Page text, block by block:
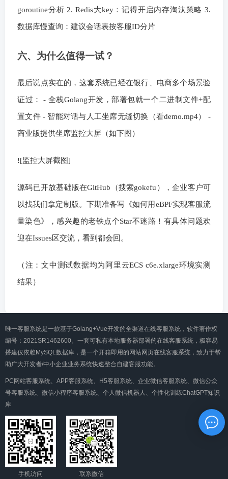
goroutine分析 2. Redis大key：记得开启内存淘汰策略 3.
数据库慢查询：建议会话表按客服ID分片
六、为什么值得一试？
最后说点实在的，这套系统已经在银行、电商多个场景验
证过： - 全栈Golang开发，部署包就一个二进制文件+配
置文件 - 智能对话与人工坐席无缝切换（看demo.mp4） -
商业版提供坐席监控大屏（如下图）
![监控大屏截图]
源码已开放基础版在GitHub（搜索gokefu），企业客户可
以找我们拿定制版。下期准备写《如何用eBPF实现客服流
量染色》，感兴趣的老铁点个Star不迷路！有具体问题欢
迎在Issues区交流，看到都会回。
（注：文中测试数据均为阿里云ECS c6e.xlarge环境实测
结果）
唯一客服系统是一款基于Golang+Vue开发的全渠道在线客服系统，软件著作权
编号：2021SR1462600。一套可私有本地服务器部署的在线客服系统，极容易
搭建仅依赖MySQL数据库，是一个开箱即用的网站网页在线客服系统，致力于帮
助广大开发者/中小企业业务系统快速整合自建客服功能。
PC网站客服系统、APP客服系统、H5客服系统、企业微信客服系统、微信公众
号客服系统、微信小程序客服系统、个人微信机器人、个性化训练ChatGPT知识
库
手机访问 联系微信